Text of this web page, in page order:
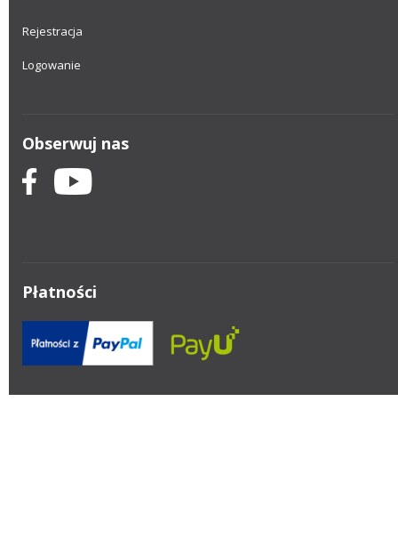
Rejestracja
Logowanie
Obserwuj nas
Płatności